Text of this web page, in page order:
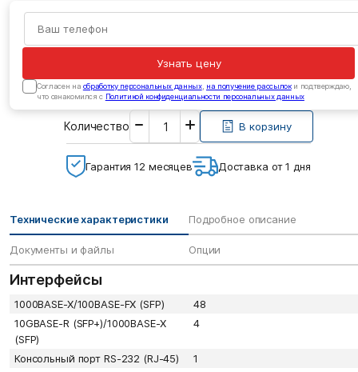
Узнать цену
Cогласен на обработку персональных данных, на получение рассылоки подтверждаю,
что ознакомился с Политикой конфиденциальности персональных данных
Количество
Введите
необходимое
количество
В корзину
Гарантия 12 месяцев Доставка от 1 дня
Технические характеристики Подробное описание
Документы и файлы Опции
Интерфейсы
1000BASE-X/100BASE-FX (SFP)
48
10GBASE-R (SFP+)/1000BASE-X
(SFP)
4
Консольный порт RS-232 (RJ-45) 1